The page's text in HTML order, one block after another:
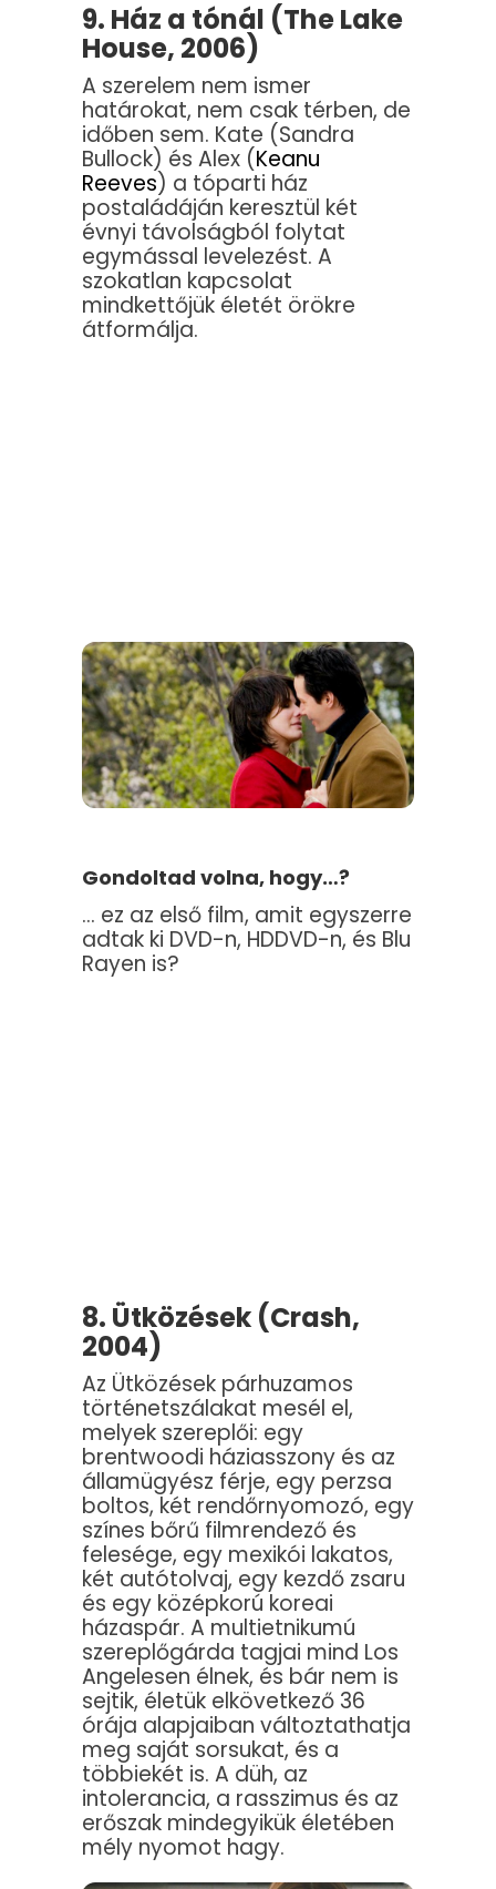
9. Ház a tónál (The Lake
House, 2006)
A szerelem nem ismer
határokat, nem csak térben, de
időben sem. Kate (Sandra
Bullock) és Alex (Keanu
Reeves) a tóparti ház
postaládáján keresztül két
évnyi távolságból folytat
egymással levelezést. A
szokatlan kapcsolat
mindkettőjük életét örökre
átformálja.
Gondoltad volna, hogy…?
… ez az első film, amit egyszerre
adtak ki DVD-n, HDDVD-n, és Blu
Rayen is?
8. Ütközések (Crash,
2004)
Az Ütközések párhuzamos
történetszálakat mesél el,
melyek szereplői: egy
brentwoodi háziasszony és az
államügyész férje, egy perzsa
boltos, két rendőrnyomozó, egy
színes bőrű filmrendező és
felesége, egy mexikói lakatos,
két autótolvaj, egy kezdő zsaru
és egy középkorú koreai
házaspár. A multietnikumú
szereplőgárda tagjai mind Los
Angelesen élnek, és bár nem is
sejtik, életük elkövetkező 36
órája alapjaiban változtathatja
meg saját sorsukat, és a
többiekét is. A düh, az
intolerancia, a rasszimus és az
erőszak mindegyikük életében
mély nyomot hagy.